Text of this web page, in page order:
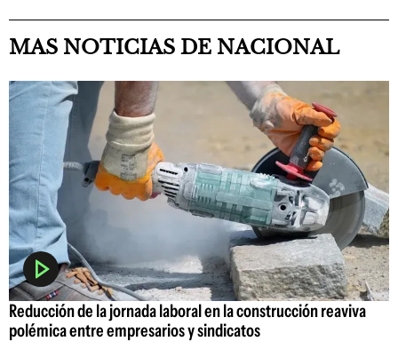
MAS NOTICIAS DE NACIONAL
Reducción de la jornada laboral en la construcción reaviva
polémica entre empresarios y sindicatos